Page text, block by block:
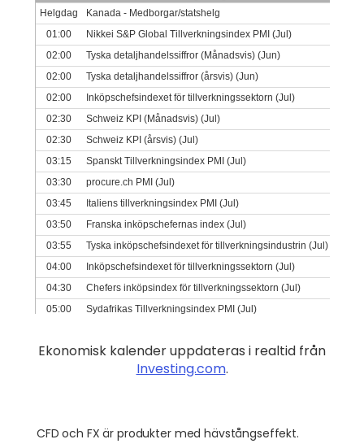
Ekonomisk kalender uppdateras i realtid från
Investing.com.
CFD och FX är produkter med hävstångseffekt.